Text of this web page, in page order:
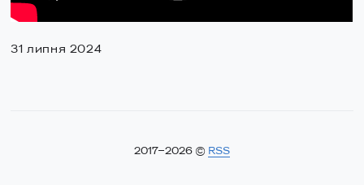
31 липня 2024
2017–2026 © RSS